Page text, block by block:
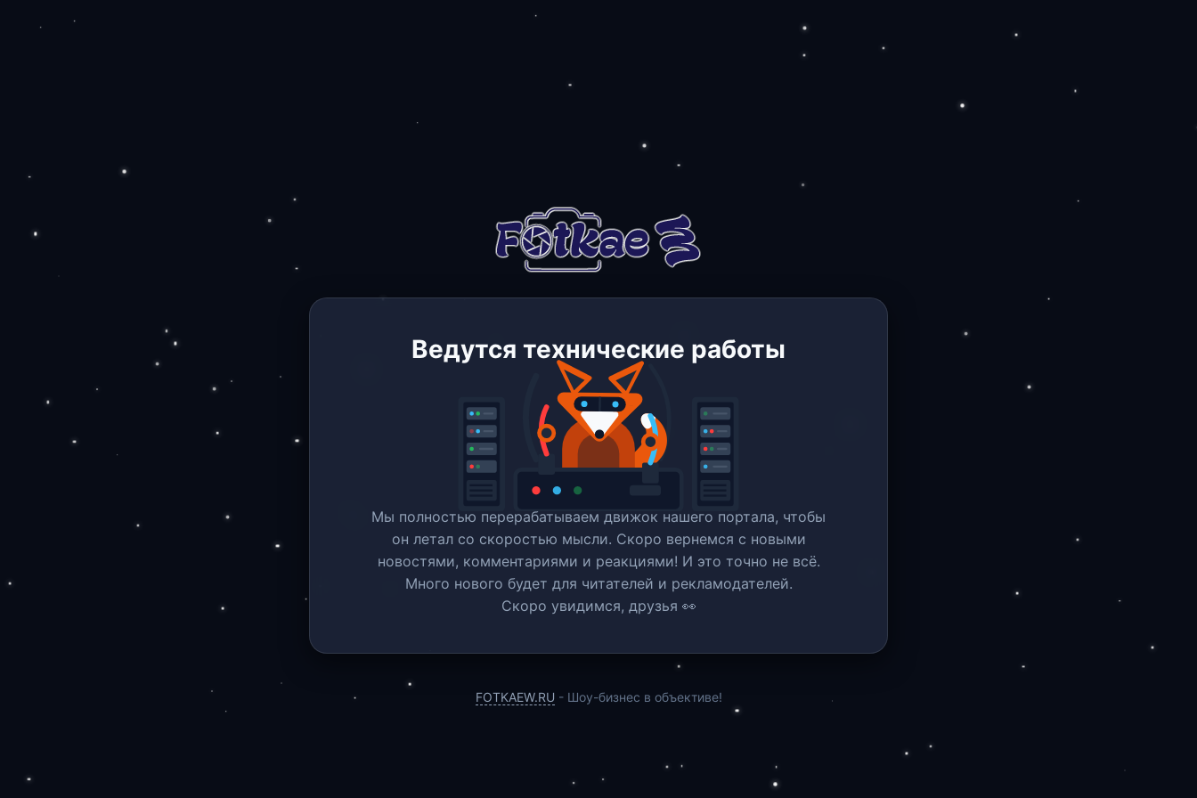
Ведутся технические работы
Мы полностью перерабатываем движок нашего портала, чтобы
он летал со скоростью мысли. Скоро вернемся c новыми
новостями, комментариями и реакциями! И это точно не всё.
Много нового будет для читателей и рекламодателей.
Скоро увидимся, друзья 👀
FOTKAEW.RU - Шоу-бизнес в объективе!